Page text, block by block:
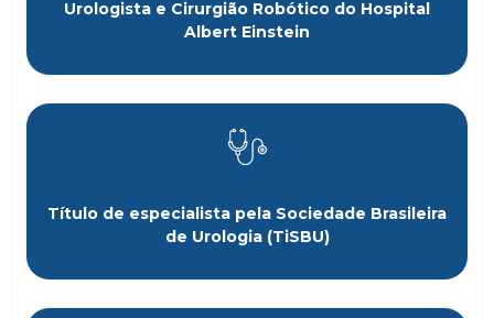
Urologista e Cirurgião Robótico do Hospital
Albert Einstein
Título de especialista pela Sociedade Brasileira
de Urologia (TiSBU)